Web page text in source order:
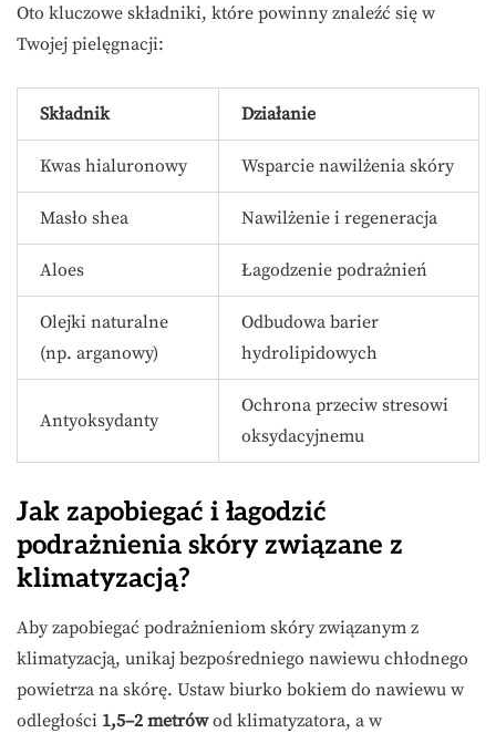
Oto kluczowe składniki, które powinny znaleźć się w
Twojej pielęgnacji:
Składnik Działanie
Kwas hialuronowy Wsparcie nawilżenia skóry
Masło shea Nawilżenie i regeneracja
Aloes Łagodzenie podrażnień
Olejki naturalne
(np. arganowy)
Odbudowa barier
hydrolipidowych
Antyoksydanty
Ochrona przeciw stresowi
oksydacyjnemu
Jak zapobiegać i łagodzić
podrażnienia skóry związane z
klimatyzacją?
Aby zapobiegać podrażnieniom skóry związanym z
klimatyzacją, unikaj bezpośredniego nawiewu chłodnego
powietrza na skórę. Ustaw biurko bokiem do nawiewu w
odległości 1,5–2 metrówod klimatyzatora, a w